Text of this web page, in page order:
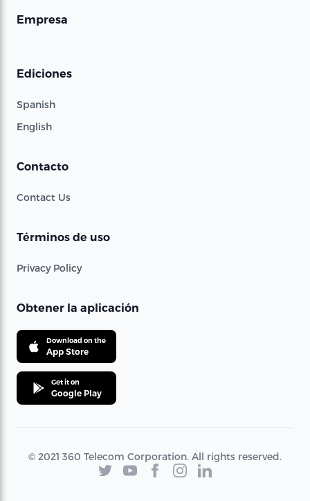
Empresa
Ediciones
Spanish
English
Contacto
Contact Us
Términos de uso
Privacy Policy
Obtener la aplicación
Download on the
App Store
Get it on
Google Play
© 2021 360 Telecom Corporation. All rights reserved.